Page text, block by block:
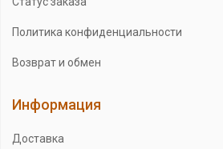
Политика конфиденциальности
Возврат и обмен
Информация
Доставка